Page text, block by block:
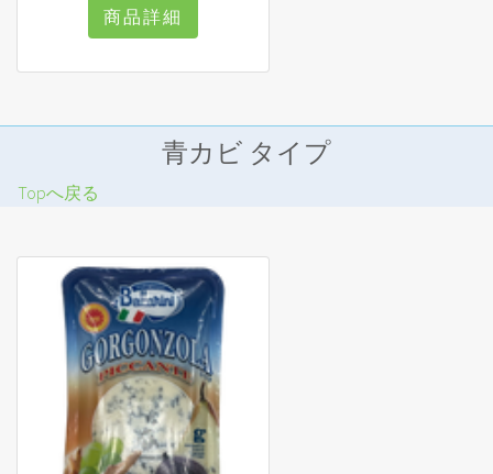
商品詳細
青カビ タイプ
Topへ戻る